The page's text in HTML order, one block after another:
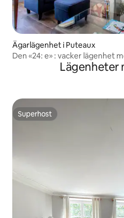
Ägarlägenhet i Puteaux
Den «24: e» : vacker lägenhet
Lägenheter
Superhost
Superhost